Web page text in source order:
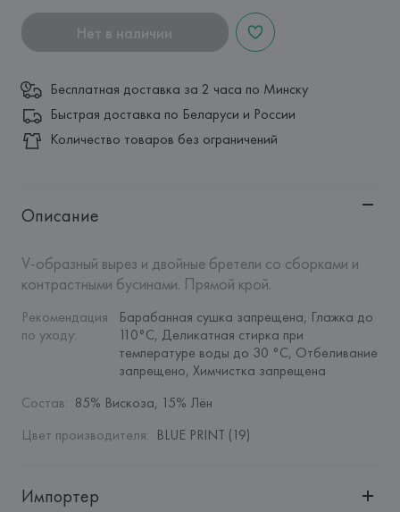
Нет в наличии
Бесплатная доставка за 2 часа по Минску
Быстрая доставка по Беларуси и России
Количество товаров без ограничений
Описание
V-образный вырез и двойные бретели со сборками и
контрастными бусинами. Прямой крой.
Рекомендация
по уходу:
Барабанная сушка запрещена, Глажка до
110°C, Деликатная стирка при
температуре воды до 30 °C, Отбеливание
запрещено, Химчистка запрещена
Состав: 85% Вискоза, 15% Лён
Цвет производителя: BLUE PRINT (19)
Импортер